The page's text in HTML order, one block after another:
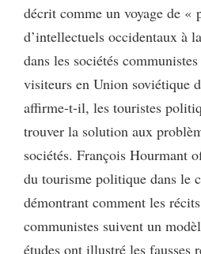
décrit comme un voyage de
d’intellectuels occidentaux à
dans les sociétés communistes
visiteurs en Union soviétique
affirme-t-il, les touristes
trouver la solution aux
sociétés. François Hourmant
du tourisme politique dans le
démontrant comment les
communistes suivent un
études ont illustré les fausses